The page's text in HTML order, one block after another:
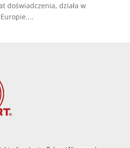
doświadczenia, działa w